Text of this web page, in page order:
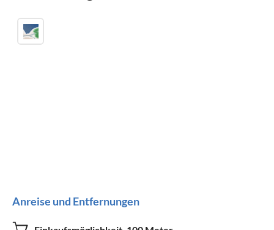
Anreise und Entfernungen